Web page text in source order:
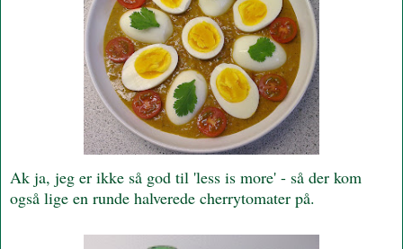
Ak ja, jeg er ikke så god til 'less is more' - så der kom
også lige en runde halverede cherrytomater på.